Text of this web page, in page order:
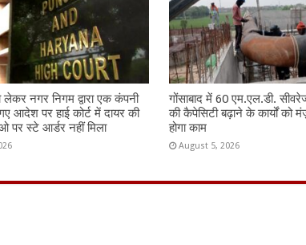
नगर निगम द्वारा एक कंपनी
आदेश पर हाई कोर्ट में दायर की
पर स्टे आर्डर नहीं मिला
गोंसाबाद में 60 एम.एल.डी.
की कैपेसिटी बढ़ाने के कार्यों को
होगा काम
August 5, 2026